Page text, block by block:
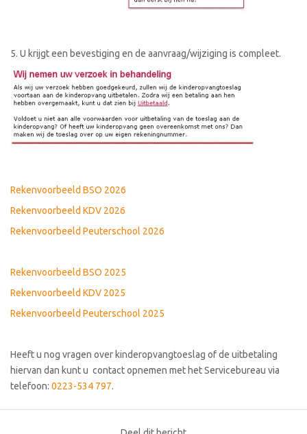
5. U krijgt een bevestiging en de aanvraag/wijziging is compleet.
Rekenvoorbeeld BSO 2026
Rekenvoorbeeld KDV 2026
Rekenvoorbeeld Peuterschool 2026
Rekenvoorbeeld BSO 2025
Rekenvoorbeeld KDV 2025
Rekenvoorbeeld Peuterschool 2025
Heeft u nog vragen over kinderopvangtoeslag of de uitbetaling
hiervan dan kunt u contact opnemen met het Servicebureau via
telefoon: 0223-534 797.